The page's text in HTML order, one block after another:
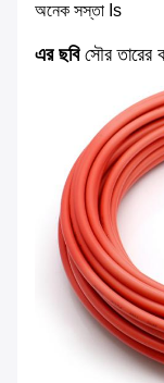
অনেক সস্তা Is
এর ছবি সৌর তারের